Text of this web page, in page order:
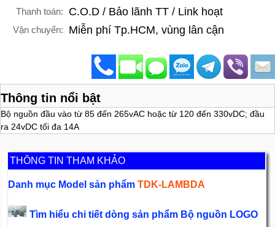
Thanh toán: C.O.D / Bảo lãnh TT / Link hoạt
Vận chuyển: Miễn phí Tp.HCM, vùng lân cận
Thông tin nổi bật
Bộ nguồn đầu vào từ 85 đến 265vAC hoặc từ 120 đến 330vDC; đầu
ra 24vDC tối đa 14A
THÔNG TIN THAM KHẢO
Danh mục Model sản phẩmTDK-LAMBDA
Tìm hiểu chi tiết dòng sản phẩm Bộ nguồn LOGO